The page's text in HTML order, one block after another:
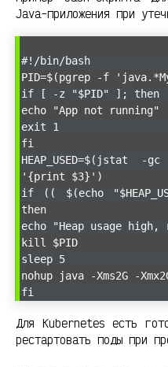
Java-приложения при
#!/bin/bash
PID=$(pgrep -f
if [ -z "$PID" ]; then
echo "App not running"
exit 1
fi
'{print $3}')
if (( $(echo
then
echo "Heap usage
kill $PID
sleep 5
nohup java -Xms2G -
fi
Для Kubernetes есть
рестартовать поды при